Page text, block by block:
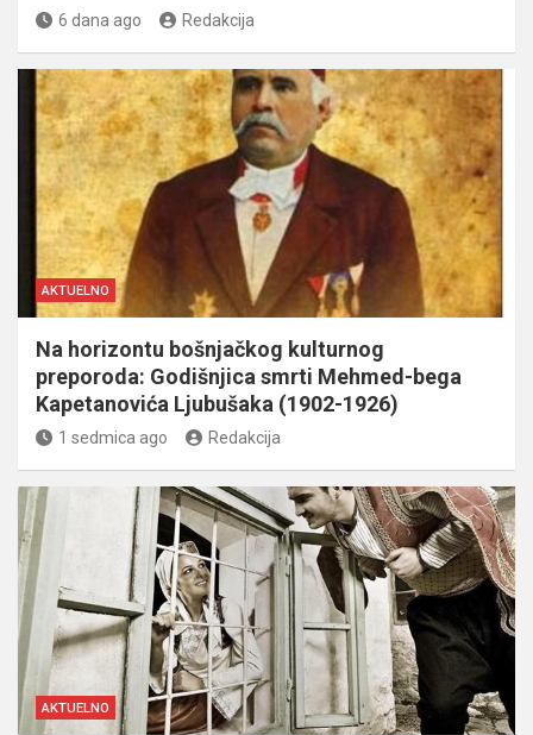
6 dana ago Redakcija
AKTUELNO
Na horizontu bošnjačkog kulturnog
preporoda: Godišnjica smrti Mehmed-bega
Kapetanovića Ljubušaka (1902-1926)
1 sedmica ago Redakcija
AKTUELNO